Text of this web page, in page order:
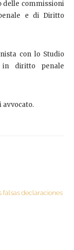
delle commissioni
e di Diritto
con lo Studio
in diritto penale
avvocato.
falsas declaraciones